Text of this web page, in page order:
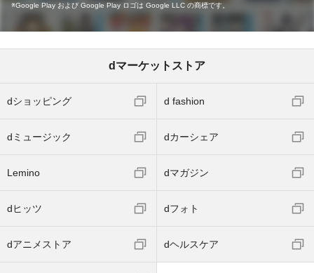
Google Play および Google Play ロゴは Google LLC の商標です。
dマーケットストア
dショッピング d fashion
dミュージック dカーシェア
Lemino dマガジン
dヒッツ dフォト
dアニメストア dヘルスケア